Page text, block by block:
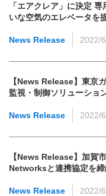
「エアクレア」に決定
いな空気のエレベータを
News Release 2022/
【News Release】東京
監視・制御ソリューショ
News Release 2022/
【News Release】加賀
Networksと連携協定を締
News Release 2022/